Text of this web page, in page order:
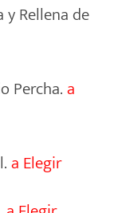
Rellena de
Percha.a
a Elegir